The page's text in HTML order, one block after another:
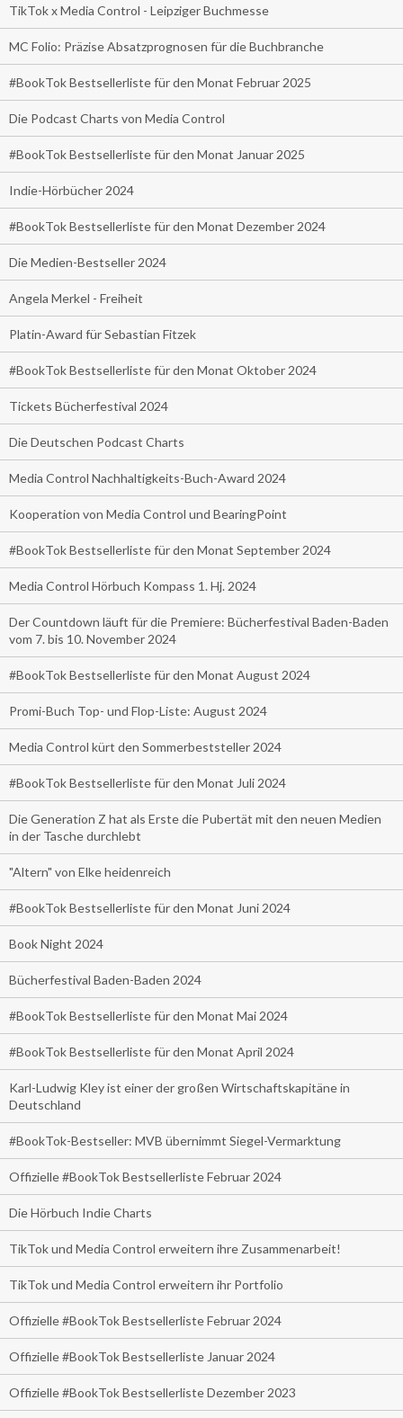
TikTok x Media Control - Leipziger Buchmesse
MC Folio: Präzise Absatzprognosen für die Buchbranche
#BookTok Bestsellerliste für den Monat Februar 2025
Die Podcast Charts von Media Control
#BookTok Bestsellerliste für den Monat Januar 2025
Indie-Hörbücher 2024
#BookTok Bestsellerliste für den Monat Dezember 2024
Die Medien-Bestseller 2024
Angela Merkel - Freiheit
Platin-Award für Sebastian Fitzek
#BookTok Bestsellerliste für den Monat Oktober 2024
Tickets Bücherfestival 2024
Die Deutschen Podcast Charts
Media Control Nachhaltigkeits-Buch-Award 2024
Kooperation von Media Control und BearingPoint
#BookTok Bestsellerliste für den Monat September 2024
Media Control Hörbuch Kompass 1. Hj. 2024
Der Countdown läuft für die Premiere: Bücherfestival Baden-Baden
vom 7. bis 10. November 2024
#BookTok Bestsellerliste für den Monat August 2024
Promi-Buch Top- und Flop-Liste: August 2024
Media Control kürt den Sommerbeststeller 2024
#BookTok Bestsellerliste für den Monat Juli 2024
Die Generation Z hat als Erste die Pubertät mit den neuen Medien
in der Tasche durchlebt
"Altern" von Elke heidenreich
#BookTok Bestsellerliste für den Monat Juni 2024
Book Night 2024
Bücherfestival Baden-Baden 2024
#BookTok Bestsellerliste für den Monat Mai 2024
#BookTok Bestsellerliste für den Monat April 2024
Karl-Ludwig Kley ist einer der großen Wirtschaftskapitäne in
Deutschland
#BookTok-Bestseller: MVB übernimmt Siegel-Vermarktung
Offizielle #BookTok Bestsellerliste Februar 2024
Die Hörbuch Indie Charts
TikTok und Media Control erweitern ihre Zusammenarbeit!
TikTok und Media Control erweitern ihr Portfolio
Offizielle #BookTok Bestsellerliste Februar 2024
Offizielle #BookTok Bestsellerliste Januar 2024
Offizielle #BookTok Bestsellerliste Dezember 2023